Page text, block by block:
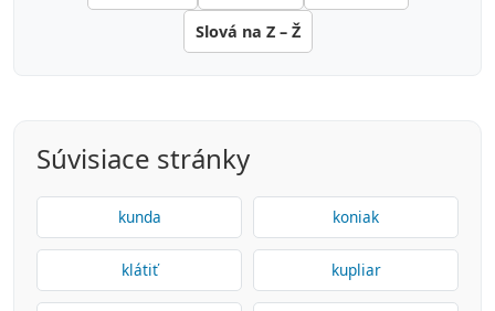
Slová na Z – Ž
Súvisiace stránky
kunda koniak
klátiť kupliar